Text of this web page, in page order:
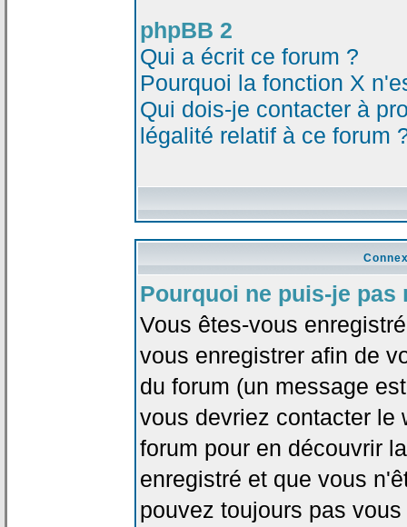
phpBB 2
Qui a écrit ce forum ?
Pourquoi la fonction X
Qui dois-je contacter à
légalité relatif à ce forum
Pourquoi ne puis-je pas
Vous êtes-vous
vous enregistrer afin de
du forum (un message
vous devriez contacter le
forum pour en découvrir
enregistré et que vous
pouvez toujours pas